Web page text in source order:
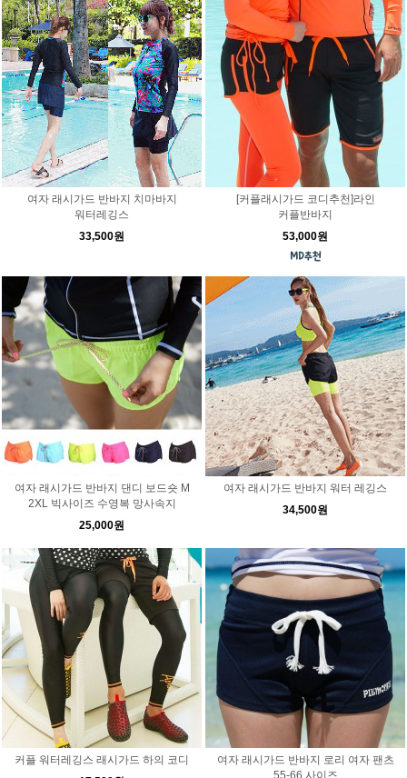
여자 래시가드 반바지 치마바지
워터레깅스
33,500원
[커플래시가드 코디추천]라인
커플반바지
53,000원
여자 래시가드 반바지 댄디 보드숏 M
2XL 빅사이즈 수영복 망사속지
25,000원
여자 래시가드 반바지 워터 레깅스
34,500원
커플 워터레깅스 래시가드 하의 코디
여자 래시가드 반바지 로리 여자 팬츠
55-66 사이즈